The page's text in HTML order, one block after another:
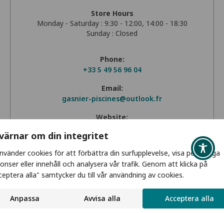
om din integritet
cookies för att förbättra din surfupplevelse, visa personliga
eller innehåll och analysera vår trafik. Genom att klicka på
alla" samtycker du till vår användning av cookies.
Anpassa Avvisa alla Acceptera alla
Store Hours
Monday - Saturday : 9:30 - 12:00, 14:00 - 18:30
Sunday : Closed
Phone:
+33 5 49 56 96 04
Email:
gasnier-piscines@outlook.fr
Website:
TRADITION-VIENNE-.html
Request Brochure